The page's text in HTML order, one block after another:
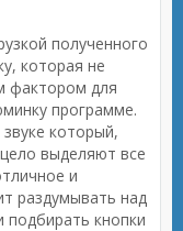
полученного
которая не
фактором для
программе.
который,
выделяют все
и
раздумывать над
подбирать кнопки